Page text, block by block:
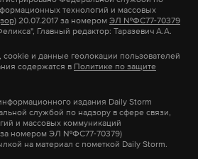
Дмитрия в
занятостью артиста.
Дима спросил: «Мы
Однозначного
согласился сниматься
Потом всех стали
просто занят и уже не
петь в хоре в ивановском
он поступил в Воркуте на
горного института
не окончил его. Параллельно
мecтo нa peгиoнaльнoм
технологий и массовых
20.07.2017 за номером ЭЛ №ФС77-70379
Главный редактор: Таразевич А.А.
cookie и данные геолокации пользователей
содержатся в Политике по защите
издания Daily Storm
службой по надзору в сфере связи,
и массовых коммуникаций
за номером ЭЛ №ФС77-70379)
на материал с пометкой Daily Storm.